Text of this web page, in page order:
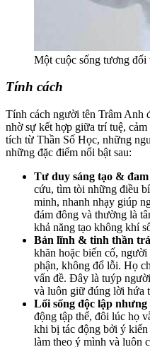
Một cuộc sống tương đối
Tính cách
Tính cách người tên Trâm Anh
nhờ sự kết hợp giữa trí tuệ,
tích từ Thần Số Học, những
những đặc điểm nổi bật sau:
Tư duy sáng tạo &
cứu, tìm tòi những điều
minh, nhanh nhạy giúp
đám đông và thường là
khả năng tạo không khí
Bản lĩnh & tinh thần
khăn hoặc biến cố,
phận, không đổ lỗi. Họ
vấn đề. Đây là tuýp
và luôn giữ đúng lời hứa
Lối sống độc lập nhưng
động tập thể, đôi lúc họ
khi bị tác động bởi ý
làm theo ý mình và luôn